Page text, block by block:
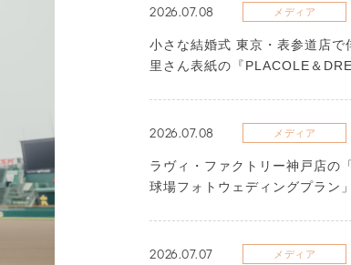
2026.07.08 メディア
小さな結婚式 東京・表参道店で
里さん表紙の『PLACOLE＆
2026.07.08 メディア
ラヴィ・ファクトリー神戸店の
球場フォトウェディングプラン
2026.07.07 メディア